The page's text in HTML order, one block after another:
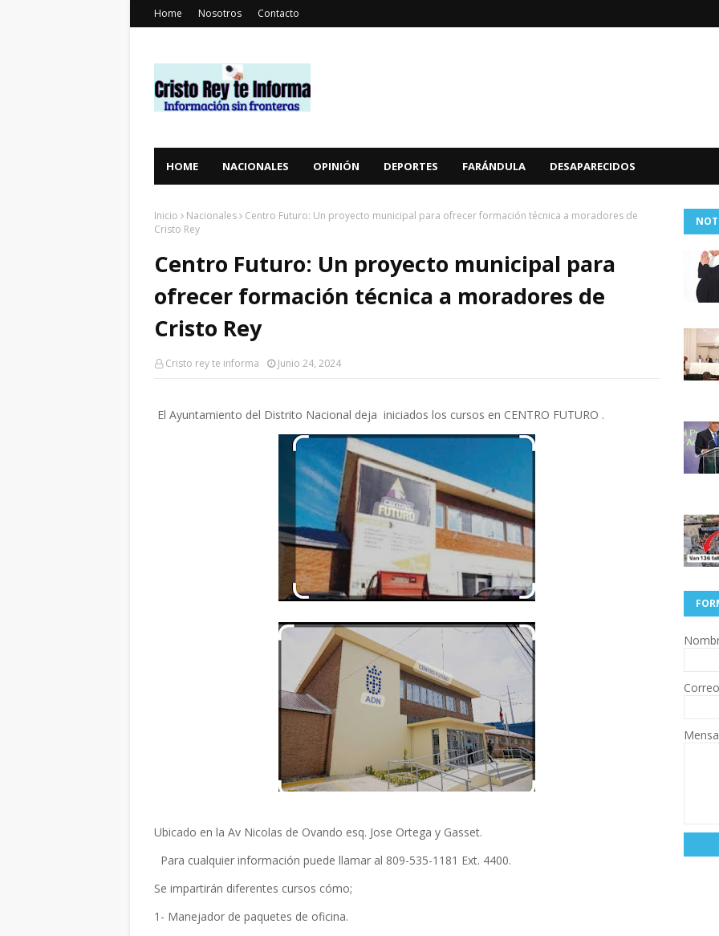
Home Nosotros Contacto
HOME NACIONALES OPINIÓN DEPORTES FARÁNDULA DESAPARECIDOS
Inicio Nacionales
Centro Futuro: Un proyecto municipal para ofrecer formación técnica a moradores de
Cristo Rey
Centro Futuro: Un proyecto municipal para
ofrecer formación técnica a moradores de
Cristo Rey
Cristo rey te informa Junio 24, 2024
El Ayuntamiento del Distrito Nacional deja iniciados los cursos en CENTRO FUTURO .
Ubicado en la Av Nicolas de Ovando esq. Jose Ortega y Gasset.
Para cualquier información puede llamar al 809-535-1181 Ext. 4400.
Se impartirán diferentes cursos cómo;
1- Manejador de paquetes de oficina.